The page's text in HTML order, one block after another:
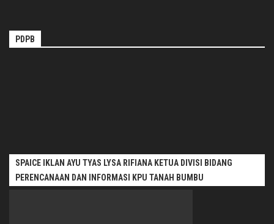
PDPB
SPAICE IKLAN AYU TYAS LYSA RIFIANA KETUA DIVISI BIDANG
PERENCANAAN DAN INFORMASI KPU TANAH BUMBU